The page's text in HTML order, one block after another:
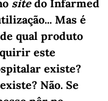
sitedo Infarmed
Mas é
qual produto
este
existe?
Não. Se